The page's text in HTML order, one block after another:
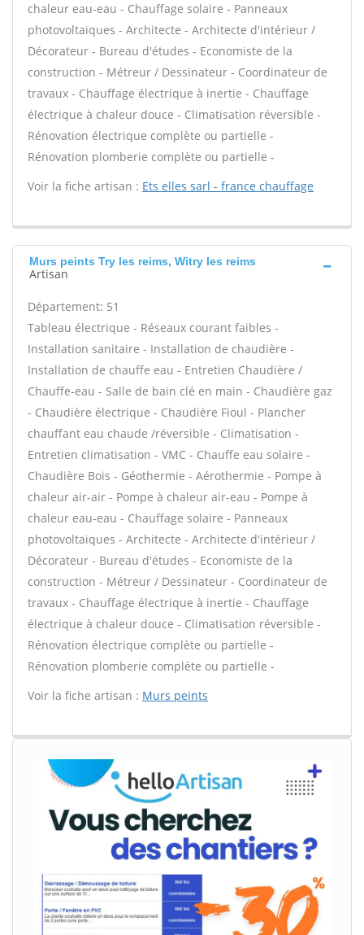
chaleur eau-eau - Chauffage solaire - Panneaux
photovoltaïques - Architecte - Architecte d'intérieur /
Décorateur - Bureau d'études - Economiste de la
construction - Métreur / Dessinateur - Coordinateur de
travaux - Chauffage électrique à inertie - Chauffage
électrique à chaleur douce - Climatisation réversible -
Rénovation électrique complète ou partielle -
Rénovation plomberie complète ou partielle -
Voir la fiche artisan : Ets elles sarl - france chauffage
Murs peints Try les reims, Witry les reims
Artisan
Département: 51
Tableau électrique - Réseaux courant faibles -
Installation sanitaire - Installation de chaudière -
Installation de chauffe eau - Entretien Chaudière /
Chauffe-eau - Salle de bain clé en main - Chaudière gaz
- Chaudière électrique - Chaudière Fioul - Plancher
chauffant eau chaude /réversible - Climatisation -
Entretien climatisation - VMC - Chauffe eau solaire -
Chaudière Bois - Géothermie - Aérothermie - Pompe à
chaleur air-air - Pompe à chaleur air-eau - Pompe à
chaleur eau-eau - Chauffage solaire - Panneaux
photovoltaïques - Architecte - Architecte d'intérieur /
Décorateur - Bureau d'études - Economiste de la
construction - Métreur / Dessinateur - Coordinateur de
travaux - Chauffage électrique à inertie - Chauffage
électrique à chaleur douce - Climatisation réversible -
Rénovation électrique complète ou partielle -
Rénovation plomberie complète ou partielle -
Voir la fiche artisan : Murs peints